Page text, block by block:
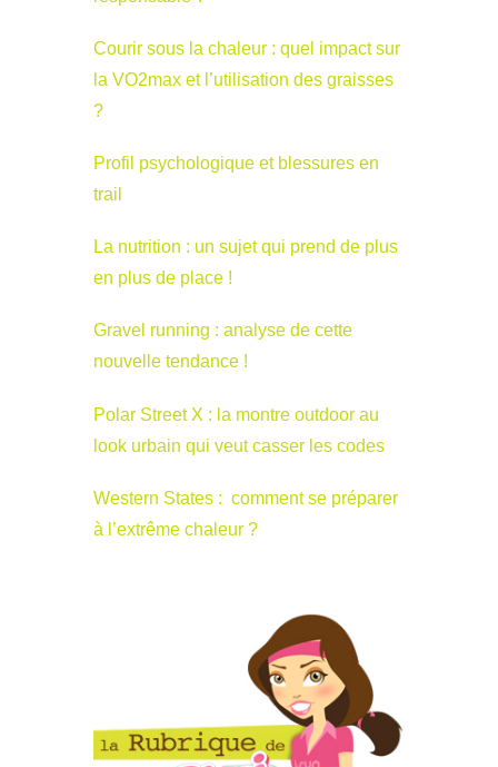
Courir sous la chaleur : quel impact sur
la VO2max et l’utilisation des graisses
?
Profil psychologique et blessures en
trail
La nutrition : un sujet qui prend de plus
en plus de place !
Gravel running : analyse de cette
nouvelle tendance !
Polar Street X : la montre outdoor au
look urbain qui veut casser les codes
Western States : comment se préparer
à l’extrême chaleur ?